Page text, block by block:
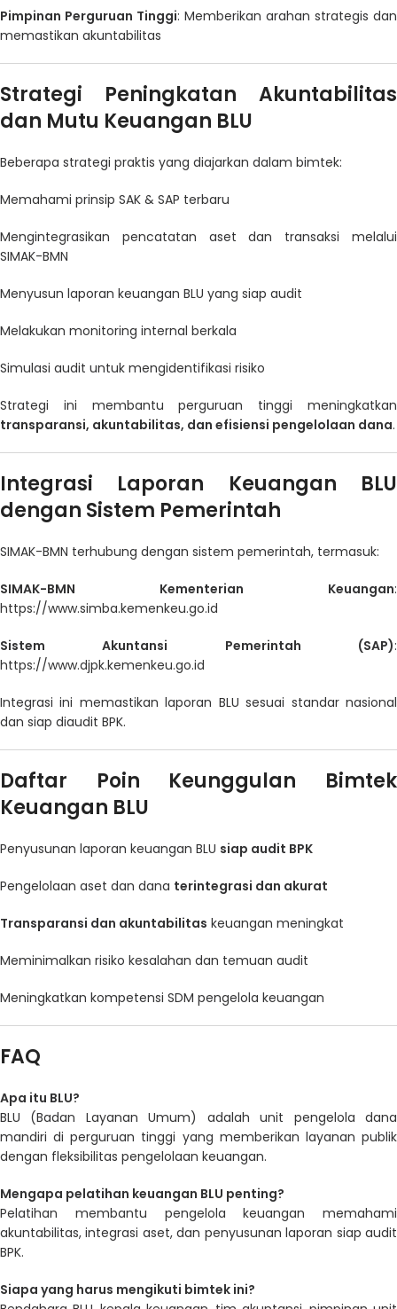
Pimpinan Perguruan Tinggi: Memberikan arahan strategis dan
memastikan akuntabilitas
Strategi Peningkatan Akuntabilitas
dan Mutu Keuangan BLU
Beberapa strategi praktis yang diajarkan dalam bimtek:
Memahami prinsip SAK & SAP terbaru
Mengintegrasikan pencatatan aset dan transaksi melalui
SIMAK-BMN
Menyusun laporan keuangan BLU yang siap audit
Melakukan monitoring internal berkala
Simulasi audit untuk mengidentifikasi risiko
Strategi ini membantu perguruan tinggi meningkatkan
transparansi, akuntabilitas, dan efisiensi pengelolaan dana.
Integrasi Laporan Keuangan BLU
dengan Sistem Pemerintah
SIMAK-BMN terhubung dengan sistem pemerintah, termasuk:
SIMAK-BMN Kementerian Keuangan:
https://www.simba.kemenkeu.go.id
Sistem Akuntansi Pemerintah (SAP):
https://www.djpk.kemenkeu.go.id
Integrasi ini memastikan laporan BLU sesuai standar nasional
dan siap diaudit BPK.
Daftar Poin Keunggulan Bimtek
Keuangan BLU
Penyusunan laporan keuangan BLU siap audit BPK
Pengelolaan aset dan dana terintegrasi dan akurat
Transparansi dan akuntabilitas keuangan meningkat
Meminimalkan risiko kesalahan dan temuan audit
Meningkatkan kompetensi SDM pengelola keuangan
FAQ
Apa itu BLU?
BLU (Badan Layanan Umum) adalah unit pengelola dana
mandiri di perguruan tinggi yang memberikan layanan publik
dengan fleksibilitas pengelolaan keuangan.
Mengapa pelatihan keuangan BLU penting?
Pelatihan membantu pengelola keuangan memahami
akuntabilitas, integrasi aset, dan penyusunan laporan siap audit
BPK.
Siapa yang harus mengikuti bimtek ini?